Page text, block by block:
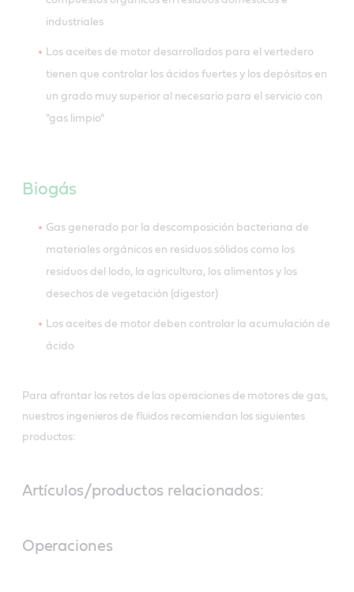
industriales
Los aceites de motor desarrollados para el vertedero
tienen que controlar los ácidos fuertes y los depósitos en
un grado muy superior al necesario para el servicio con
"gas limpio"
Biogás
Gas generado por la descomposición bacteriana de
materiales orgánicos en residuos sólidos como los
residuos del lodo, la agricultura, los alimentos y los
desechos de vegetación (digestor)
Los aceites de motor deben controlar la acumulación de
ácido
Para afrontar los retos de las operaciones de motores de gas,
nuestros ingenieros de fluidos recomiendan los siguientes
productos:
Artículos/productos relacionados:
Operaciones